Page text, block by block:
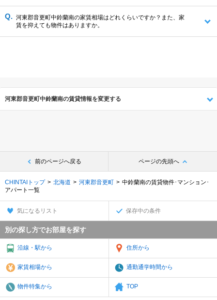
河東郡音更町中鈴蘭南の家賃相場はどれくらいですか？また、家
賃を抑えても物件はありますか。
河東郡音更町中鈴蘭南の賃貸情報を変更する
前のページへ戻る ページの先頭へ
CHINTAIトップ 北海道 河東郡音更町
中鈴蘭南の賃貸物件･マンション･
アパート一覧
気になるリスト 保存中の条件
別の探し方でお部屋を探す
沿線・駅から 住所から
家賃相場から 通勤通学時間から
物件特集から TOP